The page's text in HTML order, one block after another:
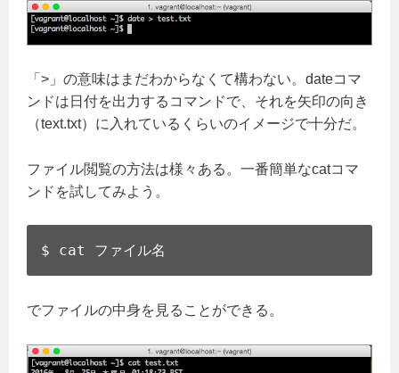
「>」の意味はまだわからなくて構わない。dateコマ
ンドは日付を出力するコマンドで、それを矢印の向き
（text.txt）に入れているくらいのイメージで十分だ。
ファイル閲覧の方法は様々ある。一番簡単なcatコマ
ンドを試してみよう。
$ cat ファイル名
でファイルの中身を見ることができる。